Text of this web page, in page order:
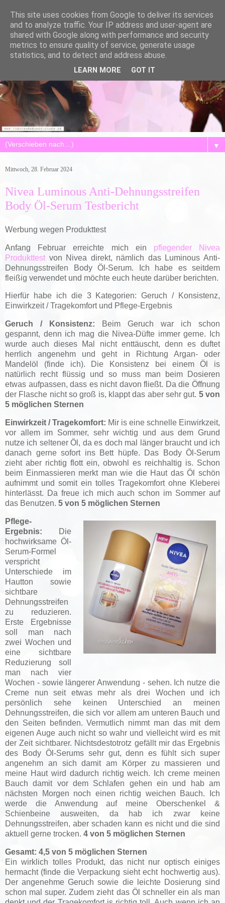
▼
Mittwoch, 28. Februar 2024
Nivea Luminous Anti-Dehnungsstreifen
Body Öl-Serum Testbericht
Werbung wegen Produkttest
Anfang Februar erreichte mich ein pflegender Nivea
Produkttest von Nivea direkt, nämlich das Luminous Anti-
Dehnungsstreifen Body Öl-Serum. Ich habe es seitdem
fleißig verwendet und möchte euch heute darüber berichten.
Hierfür habe ich die 3 Kategorien: Geruch / Konsistenz,
Einwirkzeit / Tragekomfort und Pflege-Ergebnis
Geruch / Konsistenz: Beim Geruch war ich schon
gespannt, denn ich mag die Nivea-Düfte immer gerne. Ich
wurde auch dieses Mal nicht enttäuscht, denn es duftet
herrlich angenehm und geht in Richtung Argan- oder
Mandelöl (finde ich). Die Konsistenz bei einem Öl is
natürlich recht flüssig und so muss man beim Dosieren
etwas aufpassen, dass es nicht davon fließt. Da die Öffnung
der Flasche nicht so groß is, klappt das aber sehr gut. 5 von
5 möglichen Sternen
Einwirkzeit / Tragekomfort: Mir is eine schnelle Einwirkzeit,
vor allem im Sommer, sehr wichtig und aus dem Grund
nutze ich seltener Öl, da es doch mal länger braucht und ich
danach gerne sofort ins Bett hüpfe. Das Body Öl-Serum
zieht aber richtig flott ein, obwohl es reichhaltig is. Schon
beim Einmassieren merkt man wie die Haut das Öl schön
aufnimmt und somit ein tolles Tragekomfort ohne Kleberei
hinterlässt. Da freue ich mich auch schon im Sommer auf
das Benutzen. 5 von 5 möglichen Sternen
Pflege-
Ergebnis: Die
hochwirksame Öl-
Serum-Formel
verspricht
Unterschiede im
Hautton sowie
sichtbare
Dehnungsstreifen
zu reduzieren.
Erste Ergebnisse
soll man nach
zwei Wochen und
eine sichtbare
Reduzierung soll
man nach vier
Wochen - sowie längerer Anwendung - sehen. Ich nutze die
Creme nun seit etwas mehr als drei Wochen und ich
persönlich sehe keinen Unterschied an meinen
Dehnungsstreifen, die sich vor allem am unteren Bauch und
den Seiten befinden. Vermutlich nimmt man das mit dem
eigenen Auge auch nicht so wahr und vielleicht wird es mit
der Zeit sichtbarer. Nichtsdestotrotz gefällt mir das Ergebnis
des Body Öl-Serums sehr gut, denn es fühlt sich super
angenehm an sich damit am Körper zu massieren und
meine Haut wird dadurch richtig weich. Ich creme meinen
Bauch damit vor dem Schlafen gehen ein und hab am
nächsten Morgen noch einen richtig weichen Bauch. Ich
werde die Anwendung auf meine Oberschenkel &
Schienbeine ausweiten, da hab ich zwar keine
Dehnungsstreifen, aber schaden kann es nicht und die sind
aktuell gerne trocken. 4 von 5 möglichen Sternen
Gesamt: 4,5 von 5 möglichen Sternen
Ein wirklich tolles Produkt, das nicht nur optisch einiges
hermacht (finde die Verpackung sieht echt hochwertig aus).
Der angenehme Geruch sowie die leichte Dosierung sind
schon mal super. Zudem zieht das Öl schneller ein als man
This site uses cookies from Google to deliver its services
and to analyze traffic. Your IP address and user-agent are
shared with Google along with performance and security
metrics to ensure quality of service, generate usage
statistics, and to detect and address abuse.
LEARN MORE GOT IT